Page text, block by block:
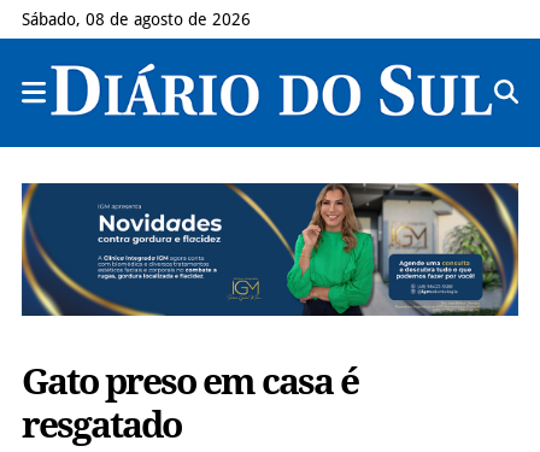
Sábado, 08 de agosto de 2026
Gato preso em casa é
resgatado